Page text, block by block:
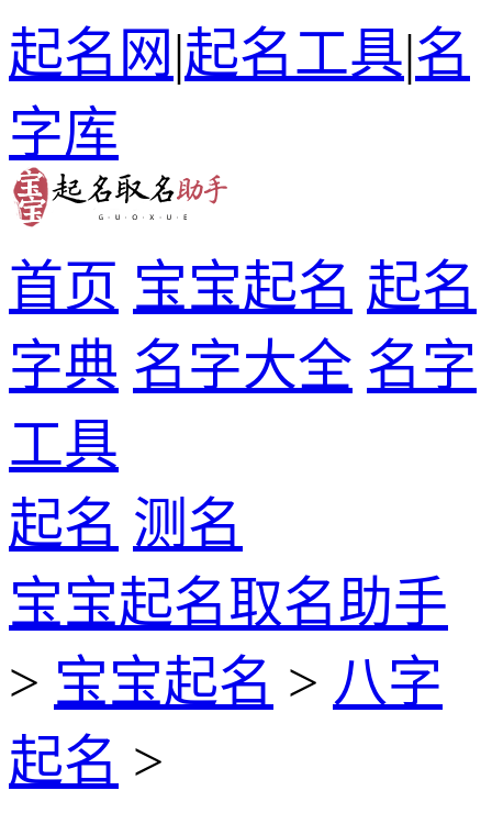
起名网|起名工具|名
字库
首页 宝宝起名 起名
字典 名字大全 名字
工具
起名 测名
宝宝起名取名助手
> 宝宝起名 > 八字
起名 >